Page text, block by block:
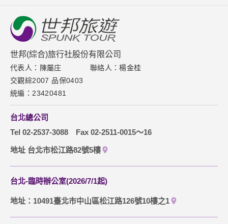
新聞中心
聯絡我們
下載專區
網站導覽
取消訂單說明
隱私權保護政策
世邦(綜合)旅行社股份有限公司
代表人：陳屬庄
聯絡人：楊金桂
交觀綜2007 品保0403
統編：23420481
台北總公司
Tel 02-2537-3088
Fax 02-2511-0015～16
地址 台北市松江路82號5樓
台北-臨時辦公室(2026/7/1起)
地址：10491臺北市中山區松江路126號10樓之1